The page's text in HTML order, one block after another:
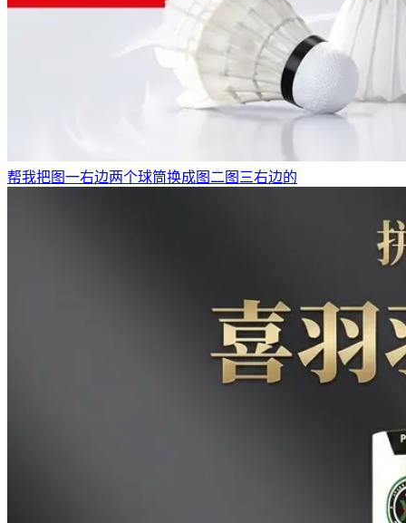
帮我把图一右边两个球筒换成图二图三右边的